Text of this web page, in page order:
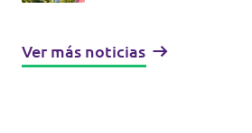
Ver más noticias